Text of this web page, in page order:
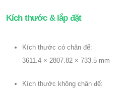
Kích thước & lắp đặt
Kích thước có chân đế:
3611.4 × 2807.82 × 733.5 mm
Kích thước không chân đế: